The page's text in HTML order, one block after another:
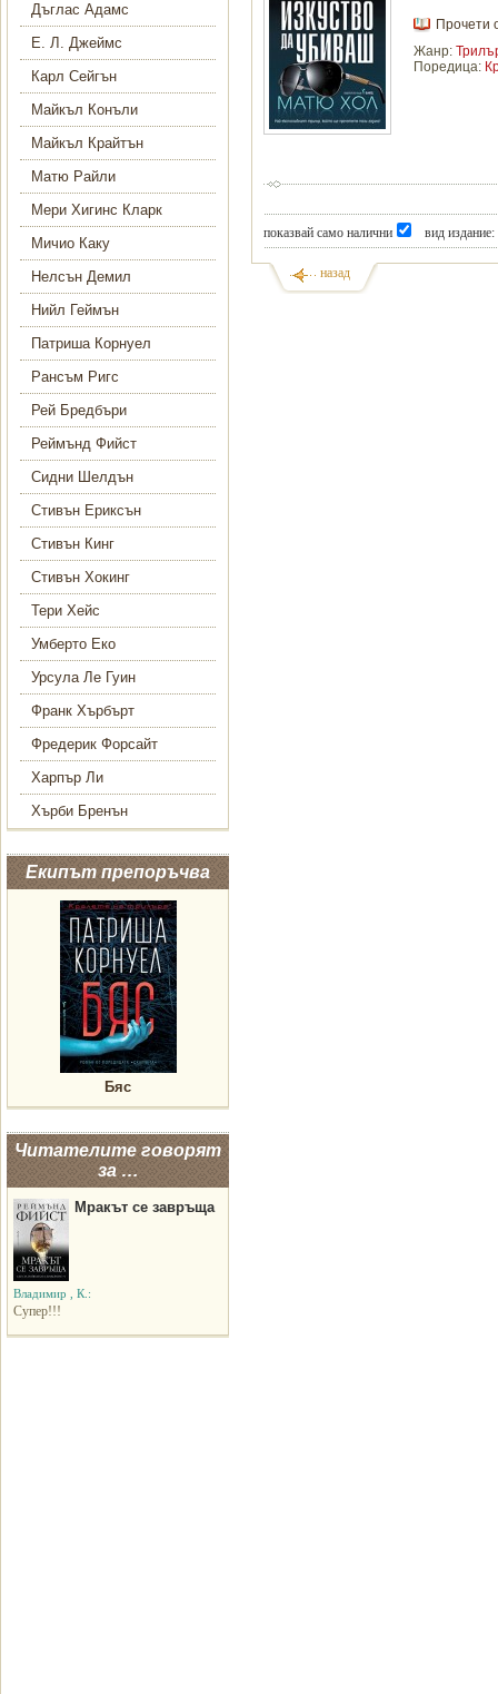
Дъглас Адамс
Е. Л. Джеймс
Карл Сейгън
Майкъл Конъли
Майкъл Крайтън
Матю Райли
Мери Хигинс Кларк
Мичио Каку
Нелсън Демил
Нийл Геймън
Патриша Корнуел
Рансъм Ригс
Рей Бредбъри
Реймънд Фийст
Сидни Шелдън
Стивън Ериксън
Стивън Кинг
Стивън Хокинг
Тери Хейс
Умберто Еко
Урсула Ле Гуин
Франк Хърбърт
Фредерик Форсайт
Харпър Ли
Хърби Бренън
Екипът препоръчва
Бяс
Читателите говорят
за …
Мракът се завръща
Владимир , К.:
Супер!!!
Прочети
Жанр:
Поредица:
показвай само налични вид издание:
назад